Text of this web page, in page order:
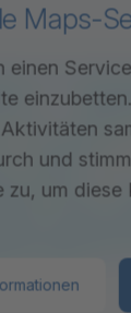
Maps-
einen
und
zu, um diese